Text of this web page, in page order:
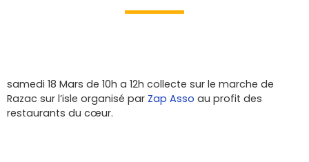
samedi 18 Mars de 10h a 12h collecte sur le marche de
Razac sur l’isle organisé par Zap Asso au profit des
restaurants du cœur.